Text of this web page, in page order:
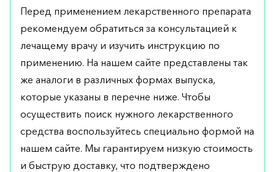
Перед применением лекарственного препарата
рекомендуем обратиться за консультацией к
лечащему врачу и изучить инструкцию по
применению. На нашем сайте представлены так
же аналоги в различных формах выпуска,
которые указаны в перечне ниже. Чтобы
осуществить поиск нужного лекарственного
средства воспользуйтесь специально формой на
нашем сайте. Мы гарантируем низкую стоимость
и быструю доставку, что подтверждено